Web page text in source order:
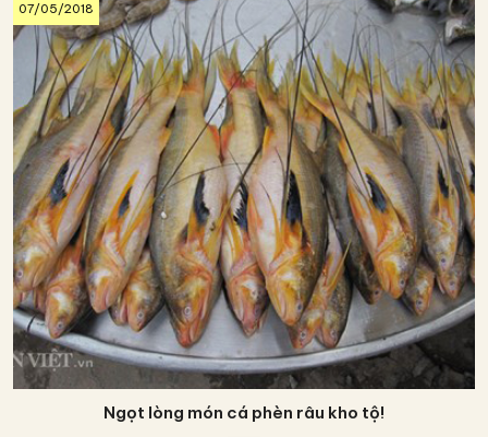
07/05/2018
Ngọt lòng món cá phèn râu kho tộ!